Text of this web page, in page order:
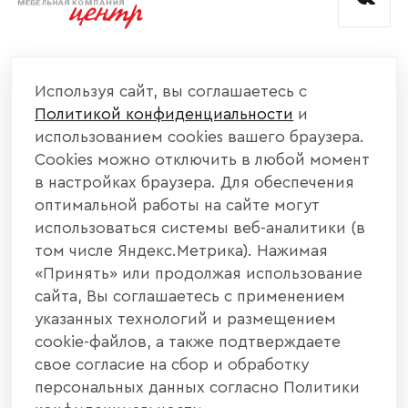
КАТАЛОГ МЕБЕЛИ
ИНФОРМАЦИЯ
НАШИ КОНТАКТЫ
+7 800 700 20 58
440004, г. Пенза, ул. Рябова, д. 31
info@interier-center.ru
Используя сайт, вы соглашаетесь с
Политикой конфиденциальности и
использованием cookies вашего браузера.
Cookies можно отключить в любой момент
в настройках браузера. Для обеспечения
оптимальной работы на сайте могут
использоваться системы веб-аналитики (в
том числе Яндекс.Метрика). Нажимая
«Принять» или продолжая использование
сайта, Вы соглашаетесь с применением
указанных технологий и размещением
cookie-файлов, а также подтверждаете
свое согласие на сбор и обработку
персональных данных согласно Политики